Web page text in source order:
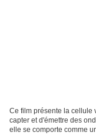
Ce film présente la cellule
capter et d'émettre des
elle se comporte comme